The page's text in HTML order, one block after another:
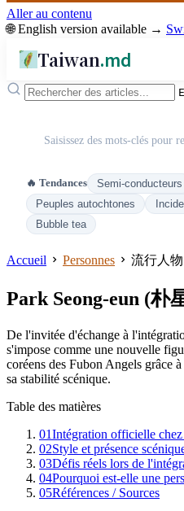
Aller au contenu
🌐 English version available →
Taiwan.md
Saisissez des mots-clés pour
🔥 Tendances Semi-conducteurs
Peuples autochtones
Bubble tea
Accueil Personnes 流行人物
Park Seong-eun (朴
De l'invitée d'échange à
s'impose comme une nouvelle
coréens des Fubon Angels grâce
sa stabilité scénique.
Table des matières
01Intégration officielle
02Style et présence
03Défis réels lors de
04Pourquoi est-elle une
05Références / Sources